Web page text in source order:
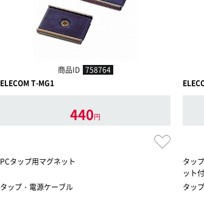
商品ID 758764
ELECOM T-MG1
440円
PCタップ用マグネット
タップ・電源ケーブル
タッ
ット
タッ